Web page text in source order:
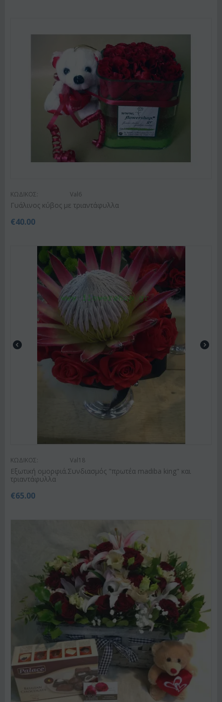
ΚΩΔΙΚΟΣ: Val6
Γυάλινος κύβος με τριαντάφυλλα
€40.00
ΚΩΔΙΚΟΣ: Val18
Εξωτική ομορφιά.Συνδιασμός "πρωτέα madiba king" και
τριαντάφυλλα
€65.00